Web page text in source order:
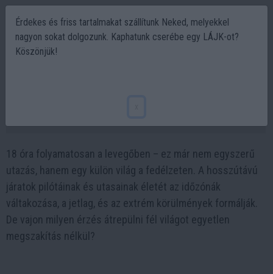
18 óra folyamatosan a levegőben – ez már nem egyszerű
utazás, hanem egy külön világ a fedélzeten. A hosszútávú
járatok pilótáinak és utasainak életét az időzónák
váltakozása, a jetlag, és az extrém körülmények formálják.
De vajon milyen érzés átrepülni fél világot egyetlen
megszakítás nélkül?
Érdekes és friss tartalmakat szállítunk Neked, melyekkel
nagyon sokat dolgozunk. Kaphatunk cserébe egy LÁJK-ot?
Köszönjük!